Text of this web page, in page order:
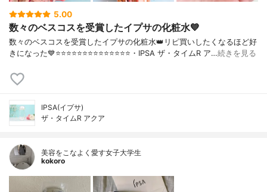
5.00
数々のベスコスを受賞したイプサの化粧水💙
数々のベスコスを受賞したイプサの化粧水👑リピ買いしたくなるほど好
きになった💙⭐️⭐️⭐️⭐️⭐️⭐️⭐️⭐️⭐️⭐️⭐️⭐️⭐️⭐️・IPSA ザ・タイムR ア…続きを見る
IPSA(イプサ)
ザ・タイムR アクア
美容をこなよく愛す女子大学生
kokoro